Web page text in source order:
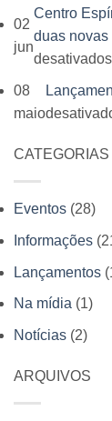
02
jun
Centro
duas
desativados
08
maio
CATEGORIAS
Eventos (28)
Informações
Lançamentos
Na mídia (1)
Notícias (2)
ARQUIVOS